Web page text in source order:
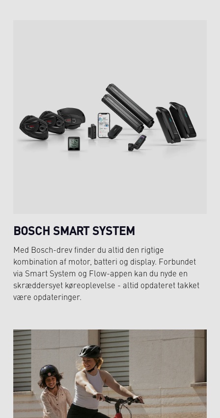
BOSCH SMART SYSTEM
Med Bosch-drev finder du altid den rigtige
kombination af motor, batteri og display. Forbundet
via Smart System og Flow-appen kan du nyde en
skræddersyet køreoplevelse - altid opdateret takket
være opdateringer.